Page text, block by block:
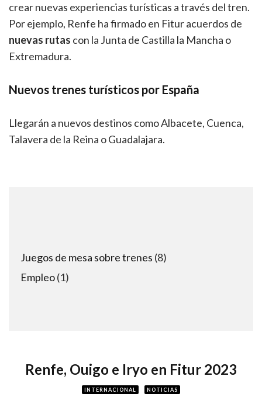
crear nuevas experiencias turísticas a través del tren.
Por ejemplo, Renfe ha firmado en Fitur acuerdos de
nuevas rutas con la Junta de Castilla la Mancha o
Extremadura.
Nuevos trenes turísticos por España
Llegarán a nuevos destinos como Albacete, Cuenca,
Talavera de la Reina o Guadalajara.
Juegos de mesa sobre trenes 88
Empleo 11
Renfe, Ouigo e Iryo en Fitur 2023
INTERNACIONAL NOTICIAS